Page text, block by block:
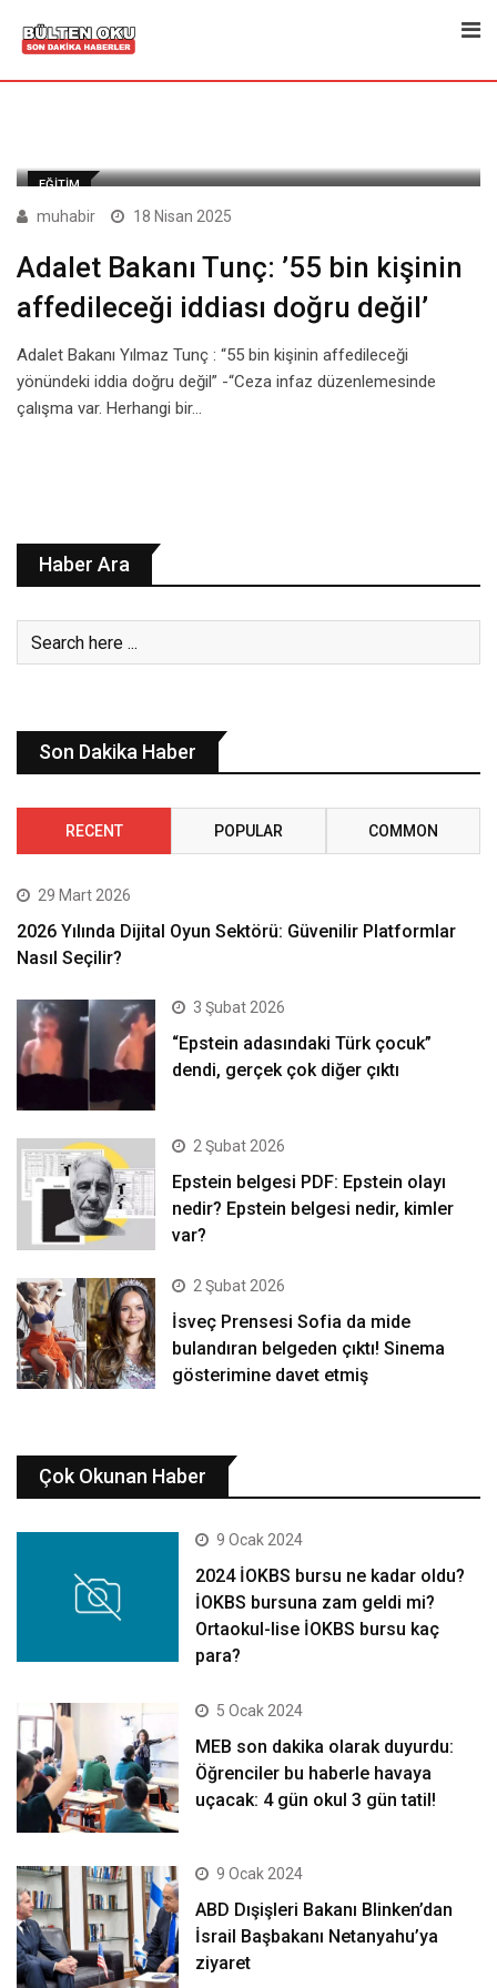
EĞITIM
muhabir 18 Nisan 2025
Adalet Bakanı Tunç: ’55 bin kişinin
affedileceği iddiası doğru değil’
Adalet Bakanı Yılmaz Tunç : “55 bin kişinin affedileceği
yönündeki iddia doğru değil” -“Ceza infaz düzenlemesinde
çalışma var. Herhangi bir…
Haber Ara
Son Dakika Haber
RECENT POPULAR COMMON
29 Mart 2026
2026 Yılında Dijital Oyun Sektörü: Güvenilir Platformlar
Nasıl Seçilir?
3 Şubat 2026
“Epstein adasındaki Türk çocuk”
dendi, gerçek çok diğer çıktı
2 Şubat 2026
Epstein belgesi PDF: Epstein olayı
nedir? Epstein belgesi nedir, kimler
var?
2 Şubat 2026
İsveç Prensesi Sofia da mide
bulandıran belgeden çıktı! Sinema
gösterimine davet etmiş
Çok Okunan Haber
9 Ocak 2024
2024 İOKBS bursu ne kadar oldu?
İOKBS bursuna zam geldi mi?
Ortaokul-lise İOKBS bursu kaç
para?
5 Ocak 2024
MEB son dakika olarak duyurdu:
Öğrenciler bu haberle havaya
uçacak: 4 gün okul 3 gün tatil!
9 Ocak 2024
ABD Dışişleri Bakanı Blinken’dan
İsrail Başbakanı Netanyahu’ya
ziyaret